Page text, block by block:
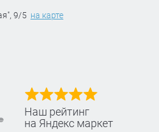
9/5 на карте
Наш рейтинг
на Яндекс маркет